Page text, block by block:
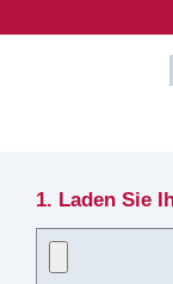
1. Laden Sie